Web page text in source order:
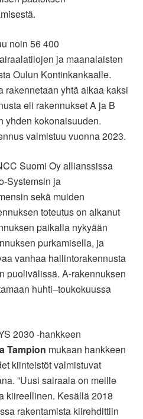
noin 56 400
ja maanalaisten
Oulun Kontinkankaalle.
rakennetaan yhtä aikaa kaksi
eli rakennukset A ja B
yhden kokonaisuuden.
valmistuu vuonna 2023.
Suomi Oy allianssissa
Systemsin ja
sekä muiden
toteutus on alkanut
paikalla nykyään
purkamisella, ja
vanhaa hallintorakennusta
puolivälissä. A-rakennuksen
huhti–toukokuussa
2030 -hankkeen
Tampion mukaan hankkeen
kiinteistöt valmistuvat
”Uusi sairaala on meille
kiireellinen. Kesällä 2018
rakentamista kiirehdittiin